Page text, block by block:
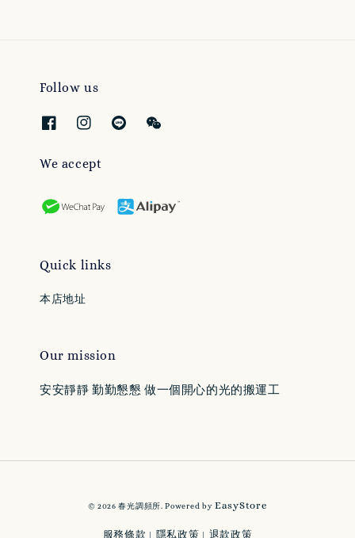
Follow us
We accept
Quick links
本店地址
Our mission
安安靜靜 勤勤懇懇 做一個開心的光的搬運工
© 2026 春光調頻所. Powered byEasyStore
服務條款 隱私政策 退款政策